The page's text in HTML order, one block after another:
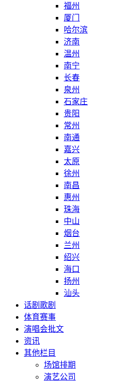
福州
厦门
哈尔滨
济南
温州
南宁
长春
泉州
石家庄
贵阳
常州
南通
嘉兴
太原
徐州
南昌
惠州
珠海
中山
烟台
兰州
绍兴
海口
扬州
汕头
话剧歌剧
体育赛事
演唱会批文
资讯
其他栏目
场馆排期
演艺公司